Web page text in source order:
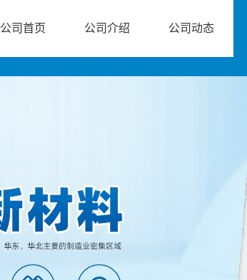
公司首页 公司介绍 公司动态